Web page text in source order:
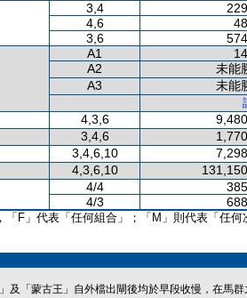
3,4
4,6
3,6
A1
A2
未能
A3
未能
4,3,6
3,4,6
3,4,6,10
4,3,6,10
4/4
4/3
「F」代表「任何組合」；「M」則代表「任何
及「蒙古王」自外檔出閘後均於早段收慢，在馬